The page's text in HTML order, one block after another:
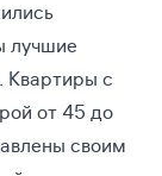
лучшие
Квартиры с
от 45 до
своим